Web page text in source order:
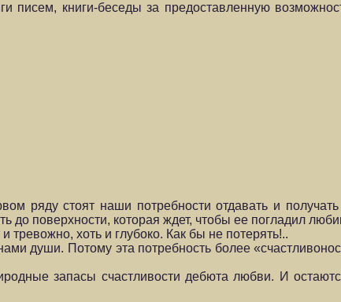
писем, книги-беседы за предоставленную
ряду стоят наши потребности отдавать и
до поверхности, которая ждет, чтобы ее погладил
хоть и глубоко. Как бы не потерять!..
души. Потому эта потребность более
запасы счастливости дебюта любви. И